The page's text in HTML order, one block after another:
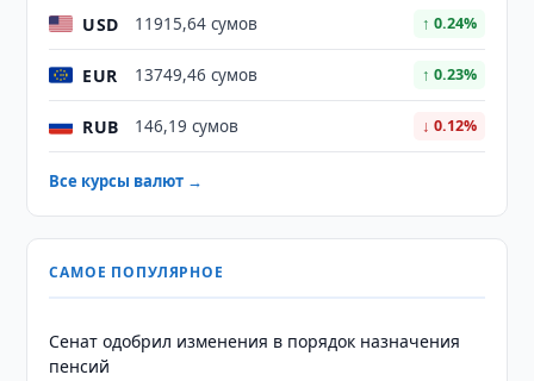
USD 11915,64 сумов ↑ 0.24%
EUR 13749,46 сумов ↑ 0.23%
RUB 146,19 сумов ↓ 0.12%
Все курсы валют →
САМОЕ ПОПУЛЯРНОЕ
Сенат одобрил изменения в порядок назначения
пенсий